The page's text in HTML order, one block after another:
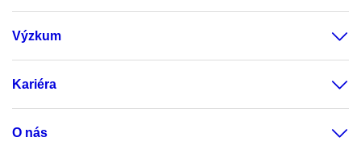
Výzkum
Kariéra
O nás